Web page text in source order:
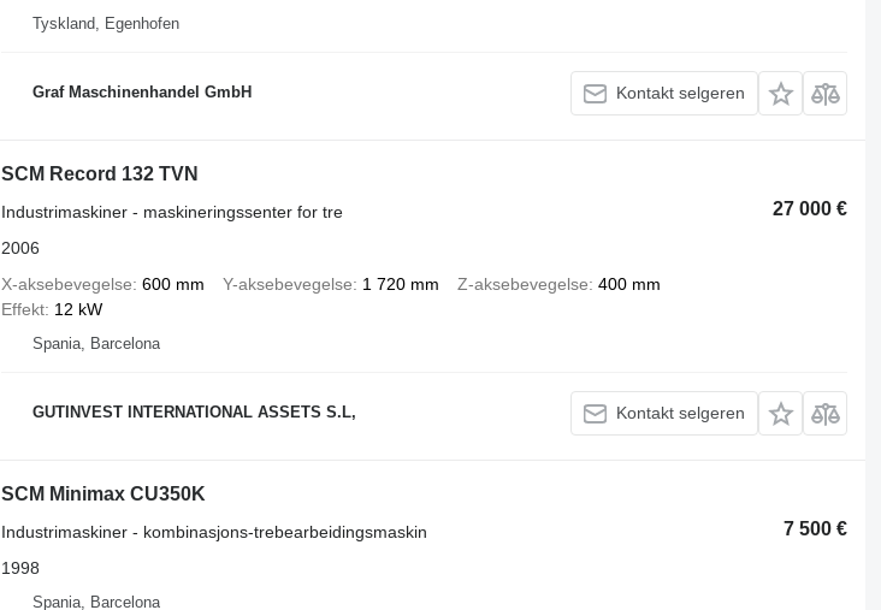
Tyskland, Egenhofen
Graf Maschinenhandel GmbH Kontakt selgeren
SCM Record 132 TVN
27 000 €
Industrimaskiner - maskineringssenter for tre
2006
X-aksebevegelse 600 mm Y-aksebevegelse 1 720 mm Z-aksebevegelse 400 mm
Effekt 12 kW
Spania, Barcelona
GUTINVEST INTERNATIONAL ASSETS S.L, Kontakt selgeren
SCM Minimax CU350K
7 500 €
Industrimaskiner - kombinasjons-trebearbeidingsmaskin
1998
Spania, Barcelona